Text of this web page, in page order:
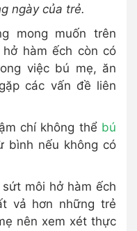
ngày của trẻ.
mong muốn trên
hàm ếch còn có
việc bú mẹ, ăn
các vấn đề liên
chí không thể bú
bình nếu không có
môi hở hàm ếch
vả hơn những trẻ
nên xem xét thực